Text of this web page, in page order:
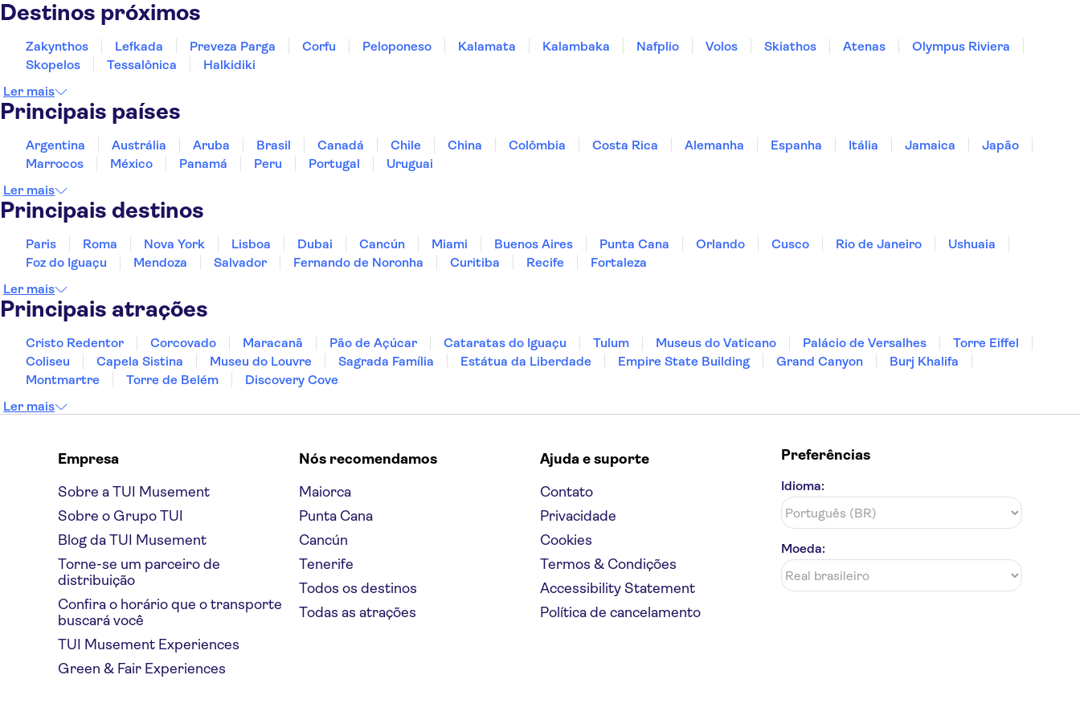
Avithos Resort
Alkioni Hotel Katelios
Karavados Beach
Angelika
Sotiris Apartments
Makris Yialos
Nikos
White Rocks
Aghios Gerasimos
Antonia
Sea Breeze Village
Limanaki
Ionis Hotel
Celestial Suites
Pelagos Apartments
Oceanis Hotel
Galini
Kekatos Studios Lassi
Destinos próximos
Zakynthos Lefkada Preveza Parga Corfu Peloponeso Kalamata Kalambaka Nafplio Volos Skiathos Atenas
Olympus Riviera
Skopelos
Tessalônica
Halkidiki
Ler mais
Principais países
Argentina Austrália Aruba Brasil Canadá Chile China Colômbia Costa Rica Alemanha Espanha Itália Jamaica
Japão
Marrocos
México Panamá Peru Portugal
Uruguai
Ler mais
Principais destinos
Paris Roma Nova York Lisboa Dubai Cancún Miami Buenos Aires Punta Cana Orlando Cusco Rio de Janeiro
Ushuaia
Foz do Iguaçu
Mendoza Salvador Fernando de Noronha Curitiba Recife
Fortaleza
Ler mais
Principais atrações
Cristo Redentor Corcovado Maracanã Pão de Açúcar Cataratas do Iguaçu Tulum Museus do Vaticano Palácio de Versalhes
Torre Eiffel
Coliseu
Capela Sistina Museu do Louvre Sagrada Família Estátua da Liberdade Empire State Building Grand Canyon
Burj Khalifa
Montmartre
Torre de Belém
Discovery Cove
Ler mais
Empresa
Sobre a TUI Musement
Sobre o Grupo TUI
Blog da TUI Musement
Torne-se um parceiro de
distribuição
Confira o horário que o transporte
buscará você
TUI Musement Experiences
Green & Fair Experiences
Nós recomendamos
Maiorca
Punta Cana
Cancún
Tenerife
Todos os destinos
Todas as atrações
Ajuda e suporte
Contato
Privacidade
Cookies
Termos & Condições
Accessibility Statement
Política de cancelamento
Preferências
Idioma:
Moeda: